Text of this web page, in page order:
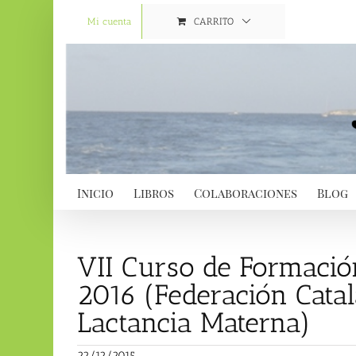
Mi cuenta CARRITO
Inicio Libros Colaboraciones Blog
VII Curso de
2016 (Federación
Lactancia Materna)